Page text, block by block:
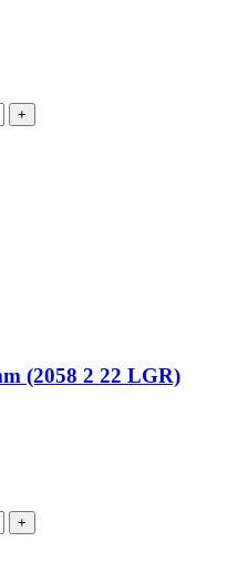
+
(2058 2 22 LGR)
+